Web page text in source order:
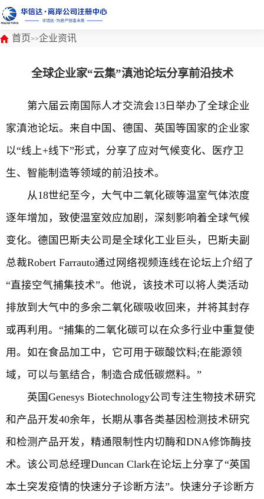
首页>>企业资讯
全球企业家“云集”滇池论坛分享前沿技术
第六届云南国际人才交流会13日举办了全球企业
家滇池论坛。来自中国、德国、英国等国家的企业家
以“线上+线下”形式，分享了应对气候变化、医疗卫
生、智能制造等领域的前沿技术。
从18世纪至今，大气中二氧化碳等温室气体浓度
逐年增加，致使温室效应加剧，深刻影响着全球气候
变化。德国巴斯夫公司是全球化工业巨头，巴斯夫副
总裁Robert Farrauto通过网络视频连线在论坛上介绍了
“直接空气捕集技术”。他说，该技术可以将人类活动
排放到大气中的多余二氧化碳吸收回来，并将其封存
或再利用。“捕集的二氧化碳可以在众多行业中重复使
用。如在食品加工中，它可用于碳酸饮料;在能源领
域，可以与氢结合，制造合成低碳燃料。”
英国Genesys Biotechnology公司专注生物技术研究
和产品开发40余年，长期从事各类基因检测技术研究
和检测产品开发，精通限制性内切酶和DNA修饰酶技
术。该公司总经理Duncan Clark在论坛上分享了“英国
本土突发疫情的快速分子诊断方法”。快速分子诊断方